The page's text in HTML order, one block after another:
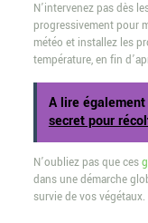
N’intervenez pas dès
progressivement pour
météo et installez les
température, en fin
A lire également
secret pour
N’oubliez pas que ces
dans une démarche
survie de vos végétaux.